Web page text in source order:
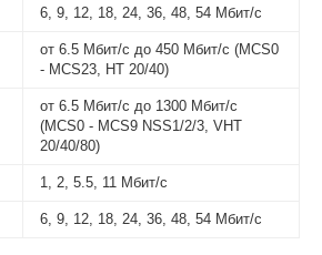
6, 9, 12, 18, 24, 36, 48, 54 Мбит/с
от 6.5 Мбит/с до 450 Мбит/с (MCS0
- MCS23, HT 20/40)
от 6.5 Мбит/с до 1300 Мбит/с
(MCS0 - MCS9 NSS1/2/3, VHT
20/40/80)
1, 2, 5.5, 11 Мбит/с
6, 9, 12, 18, 24, 36, 48, 54 Мбит/с